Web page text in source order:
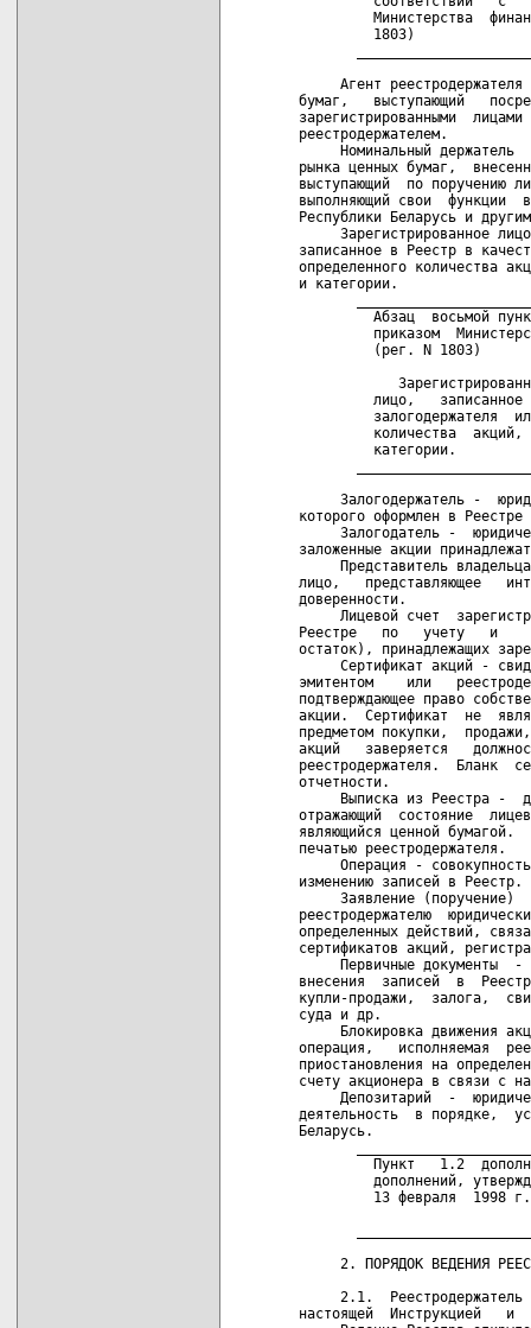
Министерства
         1803)
Агент реестродержателя
бумаг,   выступающий
зарегистрированными
реестродержателем.
Номинальный держатель
рынка ценных бумаг,
выступающий  по поручению
выполняющий свои  функции
Республики Беларусь и
Зарегистрированное
записанное в Реестр в
определенного количества
и категории.
Абзац  восьмой
приказом
         (рег. N 1803)
лицо,   записанное
залогодержателя
количества  акций,
         категории.
Залогодержатель -
которого оформлен в
Залогодатель -
заложенные акции
Представитель
лицо,   представляющее
доверенности.
Лицевой счет
Реестре   по   учету   и
остаток), принадлежащих
Сертификат акций -
эмитентом    или
подтверждающее право
акции.  Сертификат  не
предметом покупки,
акций   заверяется
реестродержателя.  Бланк
отчетности.
Выписка из Реестра -
отражающий  состояние
являющийся ценной бумагой.
печатью реестродержателя.
Операция -
изменению записей в Реестр.
Заявление (поручение)
реестродержателю
определенных действий,
сертификатов акций,
Первичные документы  -
внесения  записей  в
купли-продажи,  залога,
суда и др.
Блокировка движения
операция,   исполняемая
приостановления на
счету акционера в связи с
Депозитарий  -
деятельность  в порядке,
Беларусь.
Пункт   1.2
дополнений,
13 февраля  1998